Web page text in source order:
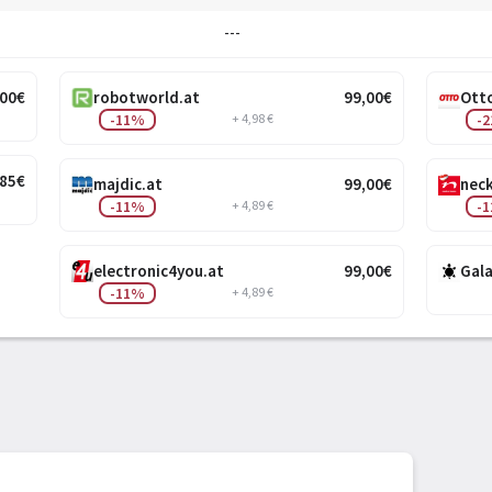
---
€
€
99,00€
robotworld.at
-11% + 4,98 €
99,00€
majdic.at
-11% + 4,89 €
99,00€
electronic4you.at
-11% + 4,89 €
-
-